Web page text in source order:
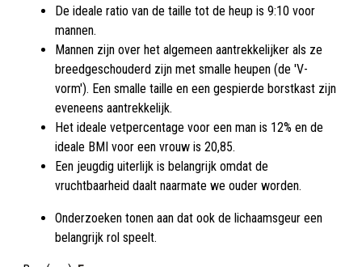
De ideale ratio van de taille tot de heup is 9:10 voor
mannen.
Mannen zijn over het algemeen aantrekkelijker als ze
breedgeschouderd zijn met smalle heupen (de 'V-
vorm'). Een smalle taille en een gespierde borstkast zijn
eveneens aantrekkelijk.
Het ideale vetpercentage voor een man is 12% en de
ideale BMI voor een vrouw is 20,85.
Een jeugdig uiterlijk is belangrijk omdat de
vruchtbaarheid daalt naarmate we ouder worden.
Onderzoeken tonen aan dat ook de lichaamsgeur een
belangrijk rol speelt.